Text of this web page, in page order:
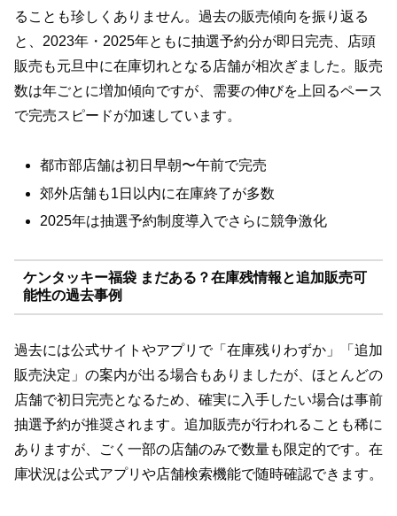
ることも珍しくありません。過去の販売傾向を振り返る
と、2023年・2025年ともに抽選予約分が即日完売、店頭
販売も元旦中に在庫切れとなる店舗が相次ぎました。販売
数は年ごとに増加傾向ですが、需要の伸びを上回るペース
で完売スピードが加速しています。
都市部店舗は初日早朝〜午前で完売
郊外店舗も1日以内に在庫終了が多数
2025年は抽選予約制度導入でさらに競争激化
ケンタッキー福袋 まだある？在庫残情報と追加販売可
能性の過去事例
過去には公式サイトやアプリで「在庫残りわずか」「追加
販売決定」の案内が出る場合もありましたが、ほとんどの
店舗で初日完売となるため、確実に入手したい場合は事前
抽選予約が推奨されます。追加販売が行われることも稀に
ありますが、ごく一部の店舗のみで数量も限定的です。在
庫状況は公式アプリや店舗検索機能で随時確認できます。